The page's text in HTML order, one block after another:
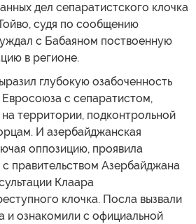
дел сепаратистского клочка
судя по сообщению
с Бабаяном поствоенную
в регионе.
глубокую озабоченность
с сепаратистом,
территории, подконтрольной
И азербайджанская
оппозицию, проявила
правительством Азербайджана
Клаара
клочка. Посла вызвали
ознакомили с официальной